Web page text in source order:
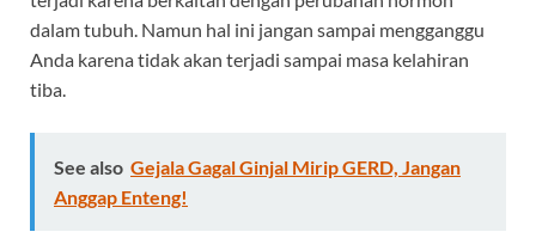
dalam tubuh. Namun hal ini jangan sampai mengganggu
Anda karena tidak akan terjadi sampai masa kelahiran
tiba.
See also Gejala Gagal Ginjal Mirip GERD, Jangan
Anggap Enteng!